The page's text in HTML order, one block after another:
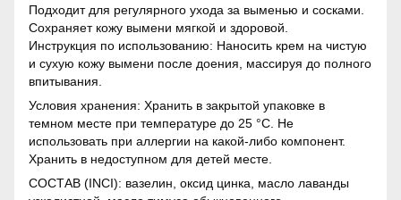
Подходит для регулярного ухода за выменью и сосками.
Сохраняет кожу вымени мягкой и здоровой.
Инструкция по использованию: Наносить крем на чистую
и сухую кожу вымени после доения, массируя до полного
впитывания.
Условия хранения: Хранить в закрытой упаковке в
темном месте при температуре до 25 °C. Не
использовать при аллергии на какой-либо компонент.
Хранить в недоступном для детей месте.
СОСТАВ (INCI): вазелин, оксид цинка, масло лаванды